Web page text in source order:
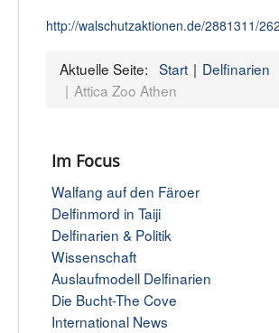
http://walschutzaktionen.de/2881311/
Aktuelle Seite: Start
Delfinarien
Attica Zoo Athen
Im Focus
Walfang auf den Färoer
Delfinmord in Taiji
Delfinarien & Politik
Wissenschaft
Auslaufmodell Delfinarien
Die Bucht-The Cove
International News